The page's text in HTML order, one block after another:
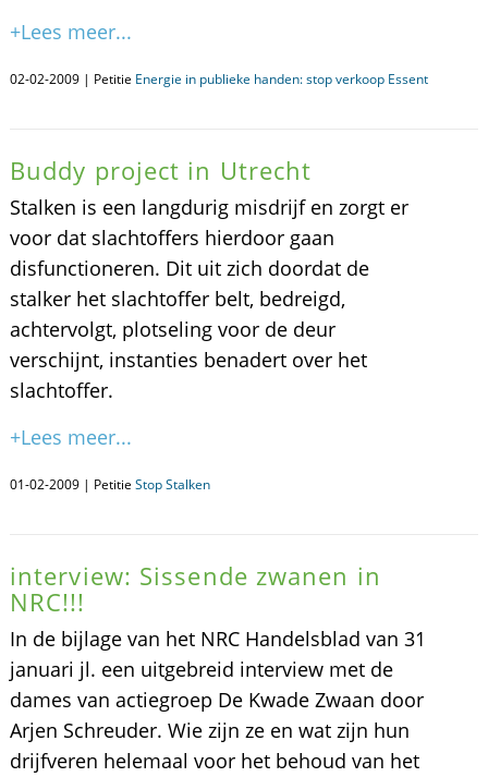
+Lees meer...
02-02-2009 | Petitie Energie in publieke handen: stop verkoop Essent
Buddy project in Utrecht
Stalken is een langdurig misdrijf en zorgt er
voor dat slachtoffers hierdoor gaan
disfunctioneren. Dit uit zich doordat de
stalker het slachtoffer belt, bedreigd,
achtervolgt, plotseling voor de deur
verschijnt, instanties benadert over het
slachtoffer.
+Lees meer...
01-02-2009 | Petitie Stop Stalken
interview: Sissende zwanen in
NRC!!!
In de bijlage van het NRC Handelsblad van 31
januari jl. een uitgebreid interview met de
dames van actiegroep De Kwade Zwaan door
Arjen Schreuder. Wie zijn ze en wat zijn hun
drijfveren helemaal voor het behoud van het